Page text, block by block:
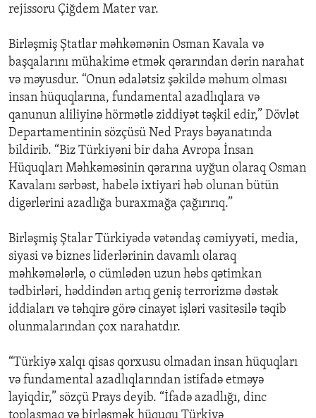
rejissoru Çiğdem Mater var.
Birləşmiş Ştatlar məhkəmənin Osman Kavala və
başqalarını mühakimə etmək qərarından dərin narahat
və məyusdur. “Onun ədalətsiz şəkildə məhum olması
insan hüquqlarına, fundamental azadlıqlara və
qanunun aliliyinə hörmətlə ziddiyət təşkil edir,” Dövlət
Departamentinin sözçüsü Ned Prays bəyanatında
bildirib. “Biz Türkiyəni bir daha Avropa İnsan
Hüquqları Məhkəməsinin qərarına uyğun olaraq Osman
Kavalanı sərbəst, habelə ixtiyari həb olunan bütün
digərlərini azadlığa buraxmağa çağırırıq.”
Birləşmiş Ştalar Türkiyədə vətəndaş cəmiyyəti, media,
siyasi və biznes liderlərinin davamlı olaraq
məhkəmələrlə, o cümlədən uzun həbs qətimkan
tədbirləri, həddindən artıq geniş terrorizmə dəstək
iddiaları və təhqirə görə cinayət işləri vasitəsilə təqib
olunmalarından çox narahatdır.
“Türkiyə xalqı qisas qorxusu olmadan insan hüquqları
və fundamental azadlıqlarından istifadə etməyə
layiqdir,” sözçü Prays deyib. “İfadə azadlığı, dinc